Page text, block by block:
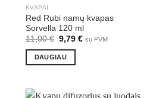
KVAPAI
Red Rubi namų kvapas
Sorvella 120 ml
11,00€ Original
was:
11,00 €.
9,79 €Current
su PVM
DAUGIAU